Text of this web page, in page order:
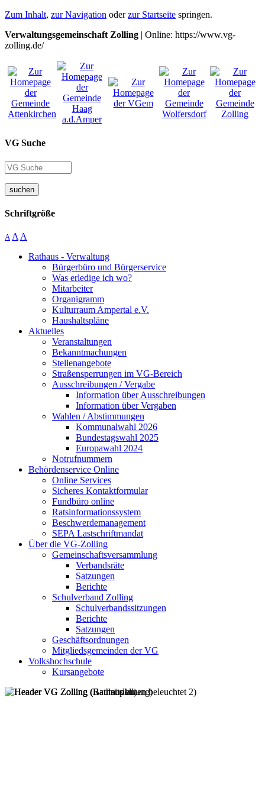
Zum Inhalt, zur Navigation oderzur Startseite springen.
Verwaltungsgemeinschaft Zolling | Online: https://www.vg-
zolling.de/
VG Suche
suchen
Schriftgröße
A A A
Rathaus - Verwaltung
Bürgerbüro und Bürgerservice
Was erledige ich wo?
Mitarbeiter
Organigramm
Kulturraum Ampertal e.V.
Haushaltspläne
Aktuelles
Veranstaltungen
Bekanntmachungen
Stellenangebote
Straßensperrungen im VG-Bereich
Ausschreibungen / Vergabe
Information über Ausschreibungen
Information über Vergaben
Wahlen / Abstimmungen
Kommunalwahl 2026
Bundestagswahl 2025
Europawahl 2024
Notrufnummern
Behördenservice Online
Online Services
Sicheres Kontaktformular
Fundbüro online
Ratsinformationssystem
Beschwerdemanagement
SEPA Lastschriftmandat
Über die VG-Zolling
Gemeinschaftsversammlung
Verbandsräte
Satzungen
Berichte
Schulverband Zolling
Schulverbandssitzungen
Berichte
Satzungen
Geschäftsordnungen
Mitgliedsgemeinden der VG
Volkshochschule
Kursangebote